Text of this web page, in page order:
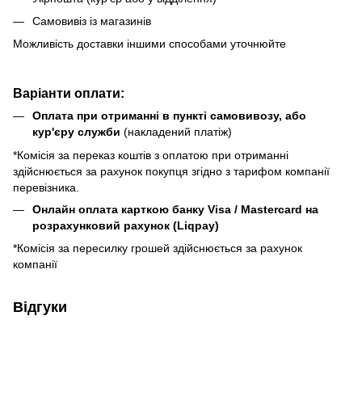
Самовивіз із магазинів
Можливість доставки іншими способами уточнюйте
Варіанти оплати:
Оплата при отриманні в пункті самовивозу, або
кур'єру служби (накладений платіж)
*Комісія за переказ коштів з оплатою при отриманні
здійснюється за рахунок покупця згідно з тарифом компанії
перевізника.
Онлайн оплата карткою банку Visa / Mastercard на
розрахунковий рахунок (Liqpay)
*Комісія за пересилку грошей здійснюється за рахунок
компанії
Відгуки